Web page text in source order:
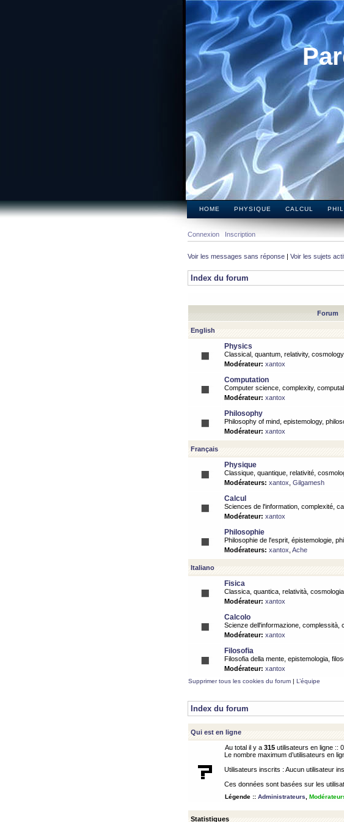
HOME PHYSIQUE CALCUL
Connexion Inscription
Voir les messages sans réponse | Voir les sujets
Index du forum
Forum
English
Physics
Classical, quantum, relativity, cosmology..
Modérateur: xantox
Computation
Computer science, complexity,
Modérateur: xantox
Philosophy
Philosophy of mind, epistemology,
Modérateur: xantox
Français
Physique
Classique, quantique, relativité,
Modérateurs: xantox Gilgamesh
Calcul
Sciences de l'information, complexité,
Modérateur: xantox
Philosophie
Philosophie de l'esprit, épistemologie,
Modérateurs: xantox Ache
Italiano
Fisica
Classica, quantica, relatività, cosmologia..
Modérateur: xantox
Calcolo
Scienze dell'informazione, complessità,
Modérateur: xantox
Filosofia
Filosofia della mente, epistemologia,
Modérateur: xantox
Supprimer tous les cookies du forum | L’équipe
Index du forum
Qui est en ligne
Au total il y a 315 utilisateurs en ligne ::
Le nombre maximum d’utilisateurs en
Utilisateurs inscrits : Aucun utilisateur
Ces données sont basées sur les
Légende :: Administrateurs
Statistiques